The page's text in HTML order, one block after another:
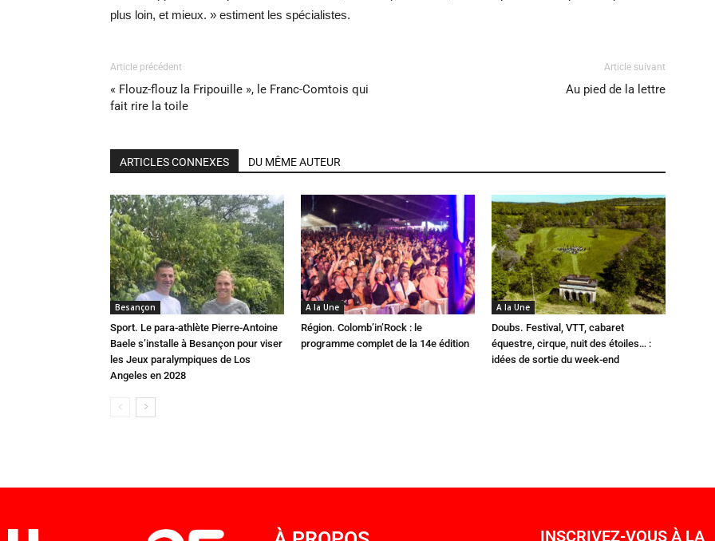
plus loin, et mieux. » estiment les spécialistes.
Article précédent
« Flouz-flouz la Fripouille », le Franc-Comtois qui
fait rire la toile
Article suivant
Au pied de la lettre
ARTICLES CONNEXES DU MÊME AUTEUR
Besançon
Sport. Le para-athlète Pierre-Antoine
Baele s’installe à Besançon pour viser
les Jeux paralympiques de Los
Angeles en 2028
A la Une
Région. Colomb’in’Rock : le
programme complet de la 14e édition
A la Une
Doubs. Festival, VTT, cabaret
équestre, cirque, nuit des étoiles… :
idées de sortie du week-end
INSCRIVEZ-VOUS À LA